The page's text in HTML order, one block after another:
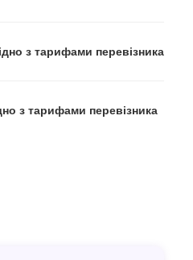
з тарифами перевізника
з тарифами перевізника